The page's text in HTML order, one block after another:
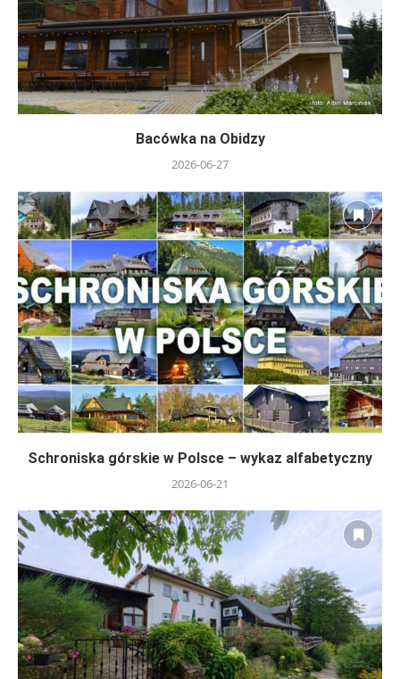
Bacówka na Obidzy
2026-06-27
Schroniska górskie w Polsce – wykaz alfabetyczny
2026-06-21